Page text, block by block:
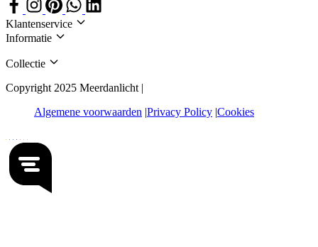
Klantenservice
Informatie
Collectie
Copyright 2025 Meerdanlicht |
Algemene voorwaarden Privacy Policy Cookies